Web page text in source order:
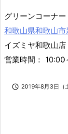
グリーンコーナ
和歌山県和歌山
イズミヤ和歌山店
営業時間： 10:00
 2019年8月3日（